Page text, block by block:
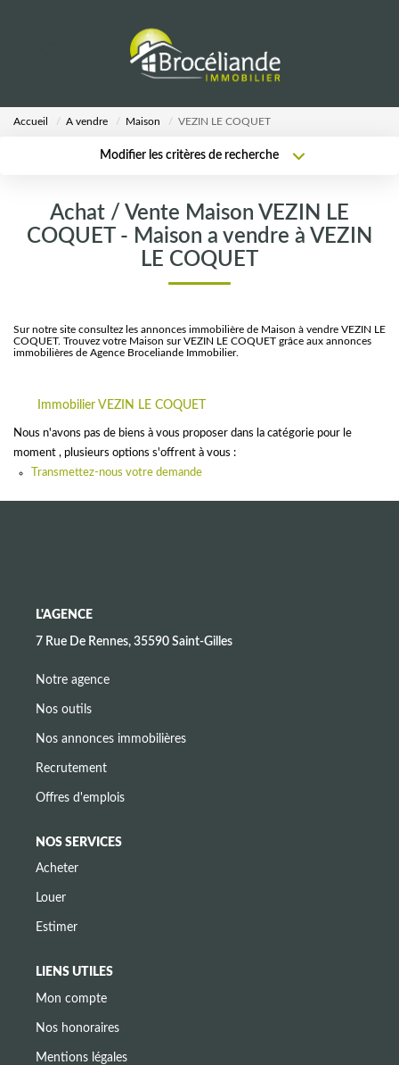
AGENCE
CALCULETTES
CONTACT
Accueil A vendre Maison VEZIN LE COQUET
Modifier les critères de recherche
Sélectionnez...
Type de bien
Surface min
Achat / Vente Maison VEZIN LE
COQUET - Maison a vendre à VEZIN
LE COQUET
Sur notre site consultez les annonces immobilière de Maison à vendre VEZIN LE
COQUET. Trouvez votre Maison sur VEZIN LE COQUET grâce aux annonces
immobilières de Agence Broceliande Immobilier.
Immobilier VEZIN LE COQUET
Nous n'avons pas de biens à vous proposer dans la catégorie pour le
moment , plusieurs options s'offrent à vous :
Transmettez-nous votre demande
L'AGENCE
7 Rue De Rennes, 35590 Saint-Gilles
Notre agence
Nos outils
Nos annonces immobilières
Recrutement
Offres d'emplois
NOS SERVICES
Acheter
Louer
Estimer
LIENS UTILES
Mon compte
Nos honoraires
Mentions légales